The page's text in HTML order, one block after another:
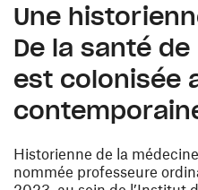
Une
De la santé de
est colonisée
Historienne de la
nommée professeure